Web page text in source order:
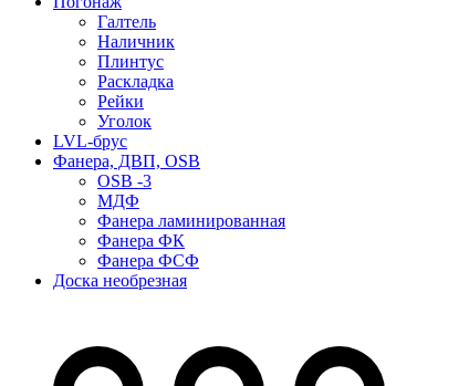
Галтель
Наличник
Плинтус
Раскладка
Рейки
Уголок
LVL-брус
Фанера, ДВП, OSB
OSB -3
МДФ
Фанера ламинированная
Фанера ФК
Фанера ФСФ
Доска необрезная